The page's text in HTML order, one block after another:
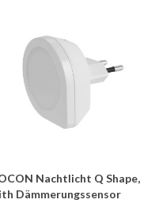
Nachtlicht Q Shape,
Dämmerungssensor